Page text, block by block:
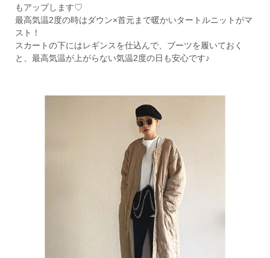
もアップします♡
最高気温2度の時はダウン×首元まで暖かいタートルニットがマ
スト！
スカートの下にはレギンスを仕込んで、ブーツを履いておく
と、最高気温が上がらない気温2度の日も安心です♪